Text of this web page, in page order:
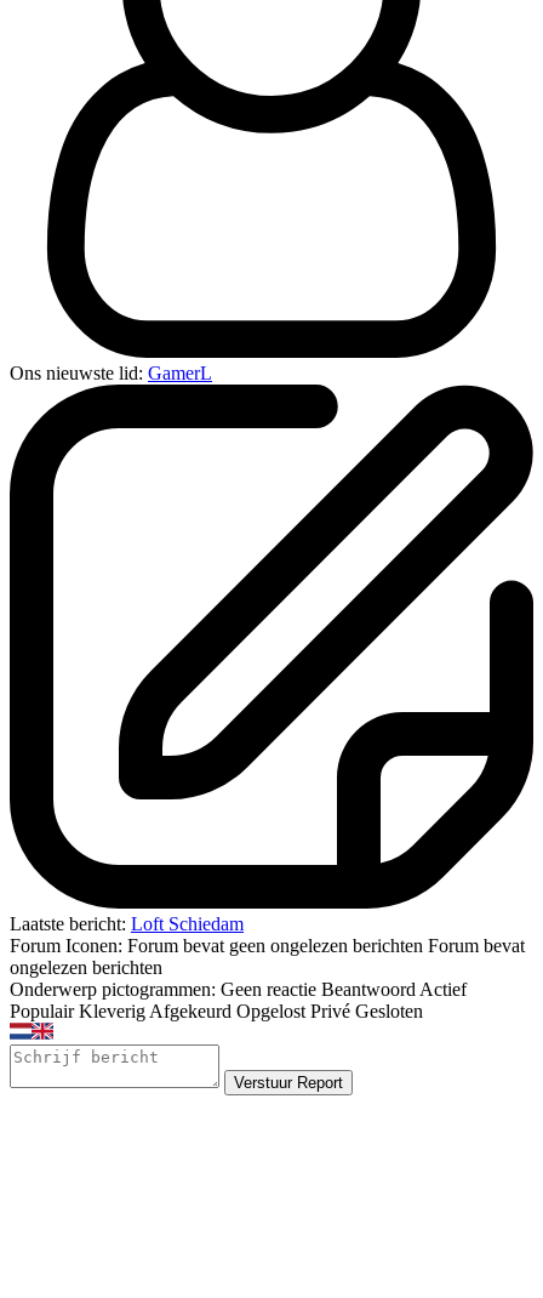
Ons nieuwste lid: GamerL
Laatste bericht: Loft Schiedam
Forum Iconen: Forum bevat geen ongelezen berichten Forum bevat
ongelezen berichten
Onderwerp pictogrammen: Geen reactie Beantwoord Actief
Populair Kleverig Afgekeurd Opgelost Privé Gesloten